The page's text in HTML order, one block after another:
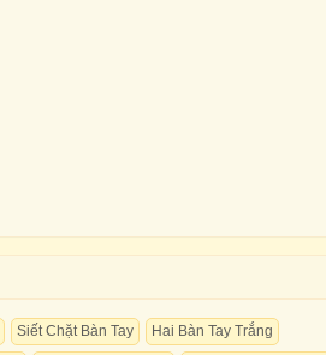
Siết Chặt Bàn Tay
Hai Bàn Tay Trắng